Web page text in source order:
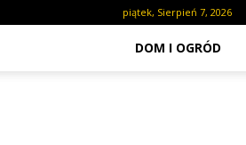
piątek, Sierpień 7, 2026
DOM I OGRÓD